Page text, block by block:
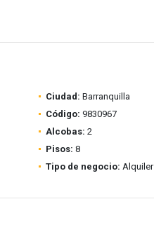
Ciudad: Barranquilla
Código: 9830967
Alcobas: 2
Pisos: 8
Tipo de negocio: Alquiler